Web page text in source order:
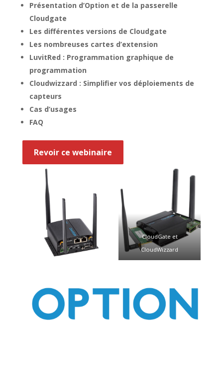
Présentation d’Option et de la passerelle
Cloudgate
Les différentes versions de Cloudgate
Les nombreuses cartes d’extension
LuvitRed : Programmation graphique de
programmation
Cloudwizzard : Simplifier vos déploiements de
capteurs
Cas d’usages
FAQ
Revoir ce webinaire
CloudGate et
CloudWizzard